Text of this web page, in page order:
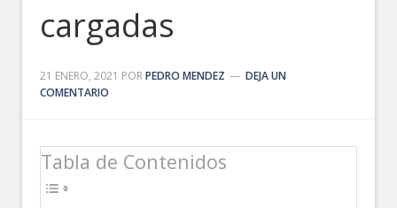
cargadas
21 ENERO, 2021 PORPEDRO MENDEZ
DEJA UN
COMENTARIO
Tabla de Contenidos